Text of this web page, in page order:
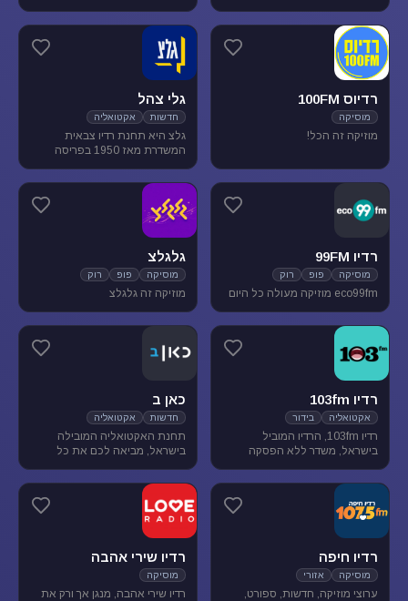
ים תיכונית, מוסיקה לפי שפות
רדיוס 100FM
מוסיקה
מוזיקה זה הכל!
גלי צהל
חדשות אקטואליה
גלצ היא תחנת רדיו צבאית
המשדרת מאז 1950 בפריסה
חדשות, תכניות אקטואליה
ותרבות, מוזיקה ועוד.
רדיו 99FM
מוסיקה פופ רוק
eco99fm מוזיקה מעולה כל היום
גלגלצ
מוסיקה פופ רוק
מוזיקה זה גלגלצ
רדיו 103fm
אקטואליה בידור
רדיו 103fm, הרדיו המוביל
בישראל, משדר ללא הפסקה
וסאטירה, עם מיטב המגישים
והעיתונאים
כאן ב
חדשות אקטואליה
תחנת האקטואליה המובילה
בישראל, מביאה לכם את כל
והפרשנויות, של האירועים שעל
סדר היום הישראלי.
רדיו חיפה
מוסיקה אזורי
ערוצי מוזיקה, חדשות, ספורט,
רדיו שירי אהבה
מוסיקה
רדיו שירי אהבה, מנגן אך ורק את